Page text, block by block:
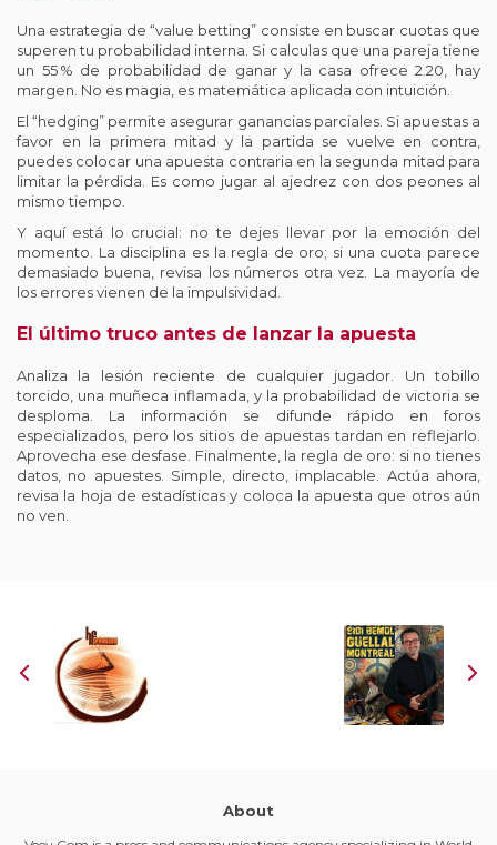
Una estrategia de “value betting” consiste en buscar cuotas que
superen tu probabilidad interna. Si calculas que una pareja tiene
un 55 % de probabilidad de ganar y la casa ofrece 2.20, hay
margen. No es magia, es matemática aplicada con intuición.
El “hedging” permite asegurar ganancias parciales. Si apuestas a
favor en la primera mitad y la partida se vuelve en contra,
puedes colocar una apuesta contraria en la segunda mitad para
limitar la pérdida. Es como jugar al ajedrez con dos peones al
mismo tiempo.
Y aquí está lo crucial: no te dejes llevar por la emoción del
momento. La disciplina es la regla de oro; si una cuota parece
demasiado buena, revisa los números otra vez. La mayoría de
los errores vienen de la impulsividad.
El último truco antes de lanzar la apuesta
Analiza la lesión reciente de cualquier jugador. Un tobillo
torcido, una muñeca inflamada, y la probabilidad de victoria se
desploma. La información se difunde rápido en foros
especializados, pero los sitios de apuestas tardan en reflejarlo.
Aprovecha ese desfase. Finalmente, la regla de oro: si no tienes
datos, no apuestes. Simple, directo, implacable. Actúa ahora,
revisa la hoja de estadísticas y coloca la apuesta que otros aún
no ven.
About